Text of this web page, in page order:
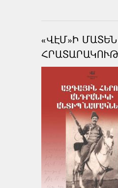
«ՎԷՄ»Ի